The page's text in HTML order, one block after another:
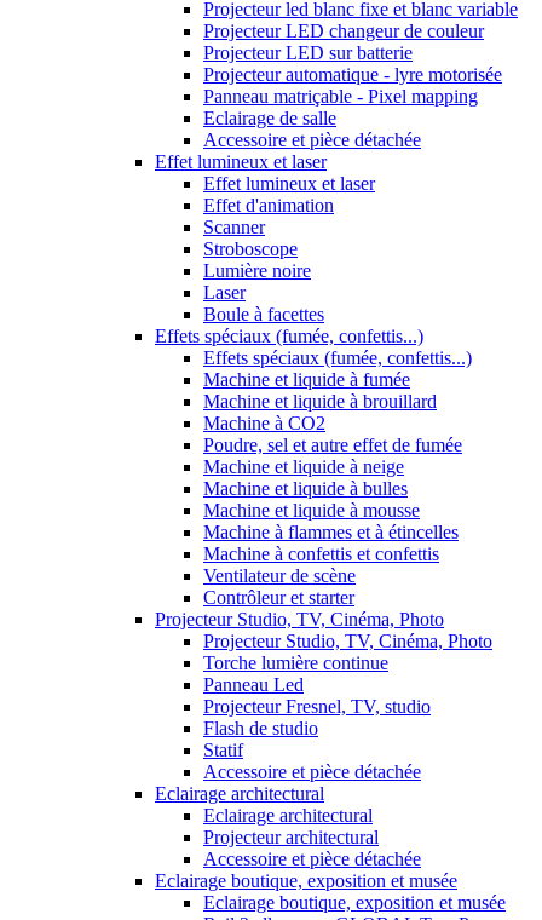
Projecteur led blanc fixe et blanc variable
Projecteur LED changeur de couleur
Projecteur LED sur batterie
Projecteur automatique - lyre motorisée
Panneau matriçable - Pixel mapping
Eclairage de salle
Accessoire et pièce détachée
Effet lumineux et laser
Effet lumineux et laser
Effet d'animation
Scanner
Stroboscope
Lumière noire
Laser
Boule à facettes
Effets spéciaux (fumée, confettis...)
Effets spéciaux (fumée, confettis...)
Machine et liquide à fumée
Machine et liquide à brouillard
Machine à CO2
Poudre, sel et autre effet de fumée
Machine et liquide à neige
Machine et liquide à bulles
Machine et liquide à mousse
Machine à flammes et à étincelles
Machine à confettis et confettis
Ventilateur de scène
Contrôleur et starter
Projecteur Studio, TV, Cinéma, Photo
Projecteur Studio, TV, Cinéma, Photo
Torche lumière continue
Panneau Led
Projecteur Fresnel, TV, studio
Flash de studio
Statif
Accessoire et pièce détachée
Eclairage architectural
Eclairage architectural
Projecteur architectural
Accessoire et pièce détachée
Eclairage boutique, exposition et musée
Eclairage boutique, exposition et musée